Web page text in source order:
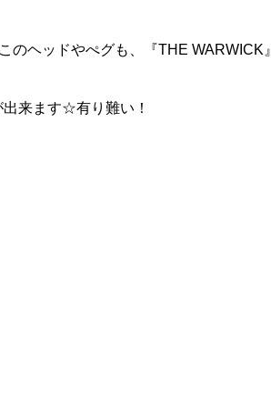
ヘッドやぺグも、『THE WARWICK』
来ます☆有り難い！